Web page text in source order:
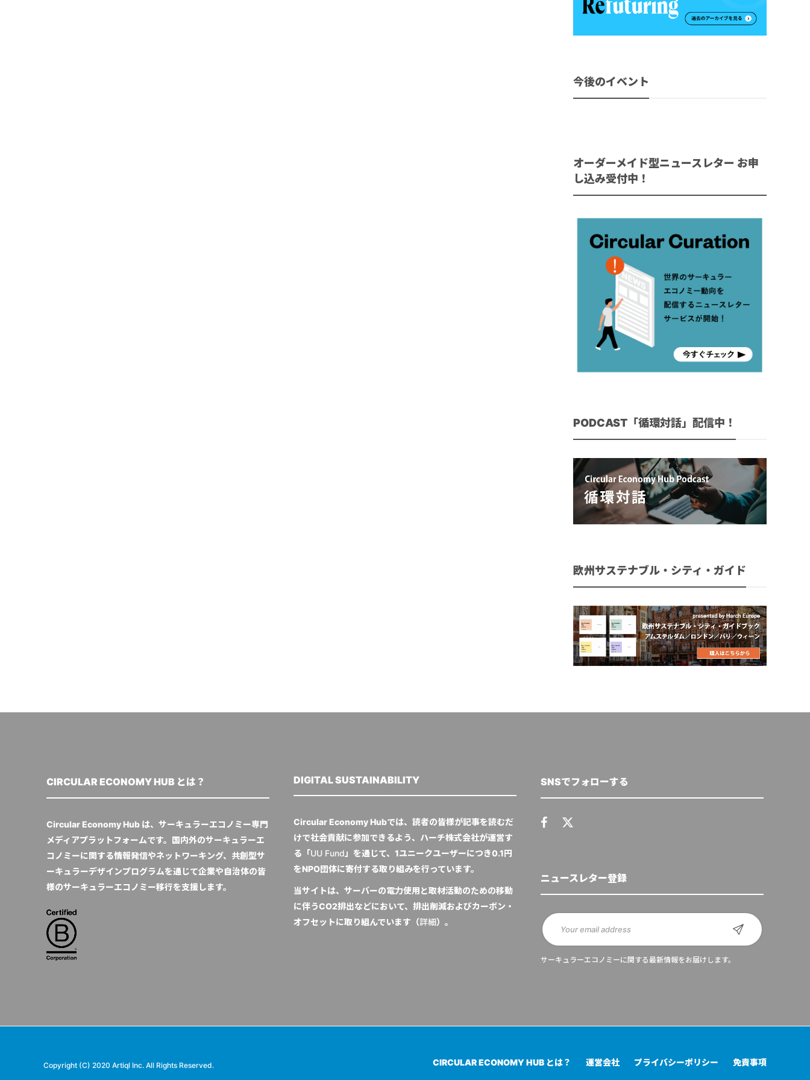
今後のイベント
オーダーメイド型ニュースレター お申
し込み受付中！
PODCAST「循環対話」配信中！
欧州サステナブル・シティ・ガイド
CIRCULAR ECONOMY HUB とは？
Circular Economy Hub は、サーキュラーエコノミー専門
メディアプラットフォームです。国内外のサーキュラーエ
コノミーに関する情報発信やネットワーキング、共創型サ
ーキュラーデザインプログラムを通じて企業や自治体の皆
様のサーキュラーエコノミー移行を支援します。
DIGITAL SUSTAINABILITY
Circular Economy Hubでは、読者の皆様が記事を読むだ
けで社会貢献に参加できるよう、ハーチ株式会社が運営す
る「UU Fund」を通じて、1ユニークユーザーにつき0.1円
をNPO団体に寄付する取り組みを行っています。
当サイトは、サーバーの電力使用と取材活動のための移動
に伴うCO2排出などにおいて、排出削減およびカーボン・
オフセットに取り組んでいます（詳細）。
SNSでフォローする
ニュースレター登録
サーキュラーエコノミーに関する最新情報をお届けします。
Copyright (C) 2020 Artiql Inc. All Rights Reserved. CIRCULAR ECONOMY HUB とは？ 運営会社 プライバシーポリシー 免責事項